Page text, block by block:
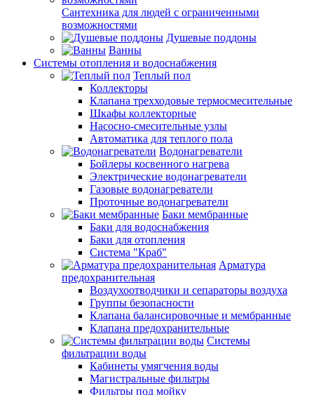
Сантехника для людей с ограниченными
возможностями
Душевые поддоны
Ванны
Системы отопления и водоснабжения
Теплый пол
Коллекторы
Клапана трехходовые термосмесительные
Шкафы коллекторные
Насосно-смесительные узлы
Автоматика для теплого пола
Водонагреватели
Бойлеры косвенного нагрева
Электрические водонагреватели
Газовые водонагреватели
Проточные водонагреватели
Баки мембранные
Баки для водоснабжения
Баки для отопления
Система "Краб"
Арматура
предохранительная
Воздухоотводчики и сепараторы воздуха
Группы безопасности
Клапана балансировочные и мембранные
Клапана предохранительные
Системы
фильтрации воды
Кабинеты умягчения воды
Магистральные фильтры
Фильтры под мойку